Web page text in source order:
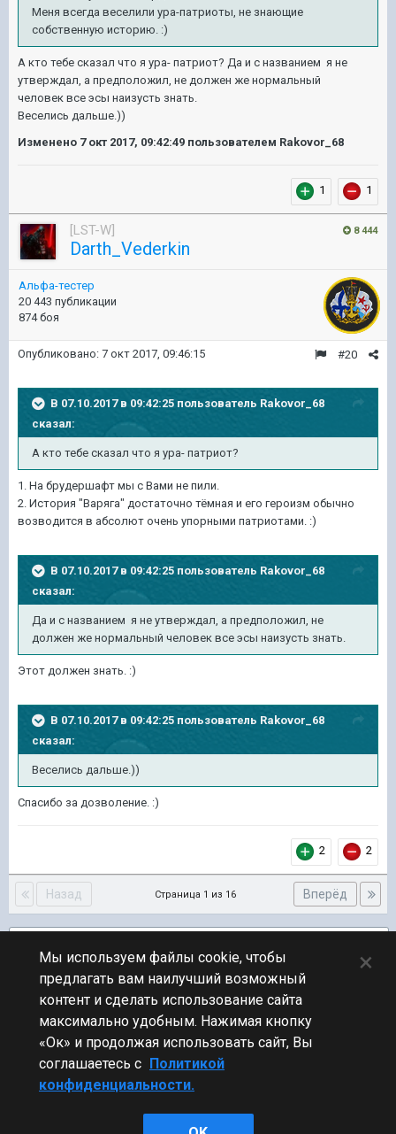
Меня всегда веселили ура-патриоты, не знающие
собственную историю. :)
А кто тебе сказал что я ура- патриот? Да и с названием я не
утверждал, а предположил, не должен же нормальный
человек все эсы наизусть знать.
Веселись дальше.))
Изменено 7 окт 2017, 09:42:49 пользователем Rakovor_68
1 1
8 444
[LST-W]
Darth_Vederkin
Альфа-тестер
20 443 публикации
874 боя
#20
Опубликовано: 7 окт 2017, 09:46:15
В 07.10.2017 в 09:42:25 пользователь Rakovor_68
сказал:
А кто тебе сказал что я ура- патриот?
1. На брудершафт мы с Вами не пили.
2. История "Варяга" достаточно тёмная и его героизм обычно
возводится в абсолют очень упорными патриотами. :)
В 07.10.2017 в 09:42:25 пользователь Rakovor_68
сказал:
Да и с названием я не утверждал, а предположил, не
должен же нормальный человек все эсы наизусть знать.
Этот должен знать. :)
В 07.10.2017 в 09:42:25 пользователь Rakovor_68
сказал:
Веселись дальше.))
Спасибо за дозволение. :)
2 2
Назад Вперёд
Страница 1 из 16
ПЕРЕЙТИ К СПИСКУ ТЕМ
Русско-Японская война
Стиль
Мы используем файлы cookie, чтобы
предлагать вам наилучший возможный
контент и сделать использование сайта
максимально удобным. Нажимая кнопку
«Ок» и продолжая использовать сайт, Вы
соглашаетесь с Политикой
конфиденциальности.
×